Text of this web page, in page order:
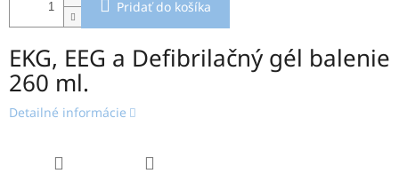
Pridať do košíka
EKG, EEG a Defibrilačný gél balenie
260 ml.
Detailné informácie